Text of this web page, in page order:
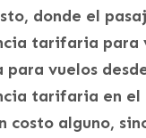
donde el
tarifaria para
para vuelos
tarifaria en el
costo alguno,